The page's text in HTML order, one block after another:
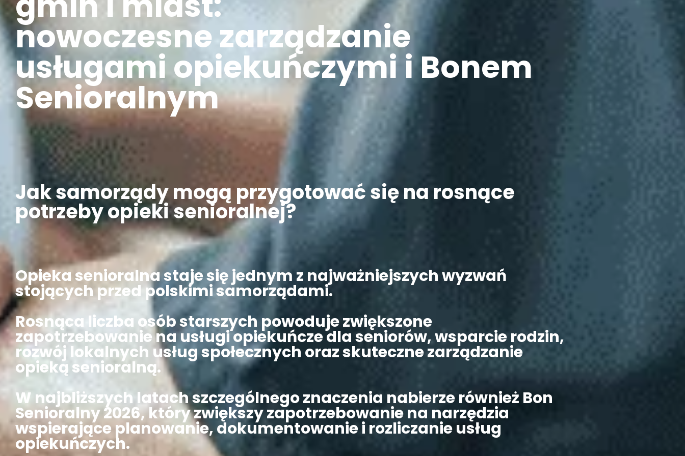
nowoczesne zarządzanie
usługami opiekuńczymi i Bonem
Senioralnym
Jak samorządy mogą przygotować się na rosnące
potrzeby opieki senioralnej?
Opieka senioralna staje się jednym z najważniejszych wyzwań
stojących przed polskimi samorządami.
Rosnąca liczba osób starszych powoduje zwiększone
zapotrzebowanie na usługi opiekuńcze dla seniorów, wsparcie rodzin,
rozwój lokalnych usług społecznych oraz skuteczne zarządzanie
opieką senioralną.
W najbliższych latach szczególnego znaczenia nabierze również Bon
Senioralny 2026, który zwiększy zapotrzebowanie na narzędzia
wspierające planowanie, dokumentowanie i rozliczanie usług
opiekuńczych.